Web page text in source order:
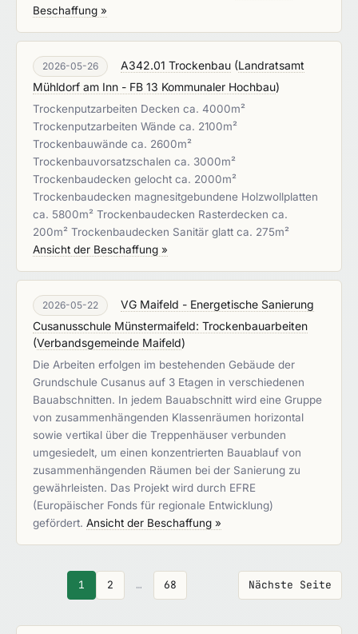
Beschaffung »
2026-05-26 A342.01 Trockenbau (Landratsamt
Mühldorf am Inn - FB 13 Kommunaler Hochbau)
Trockenputzarbeiten Decken ca. 4000m²
Trockenputzarbeiten Wände ca. 2100m²
Trockenbauwände ca. 2600m²
Trockenbauvorsatzschalen ca. 3000m²
Trockenbaudecken gelocht ca. 2000m²
Trockenbaudecken magnesitgebundene Holzwollplatten
ca. 5800m² Trockenbaudecken Rasterdecken ca.
200m² Trockenbaudecken Sanitär glatt ca. 275m²
Ansicht der Beschaffung »
2026-05-22
VG Maifeld - Energetische Sanierung
Cusanusschule Münstermaifeld: Trockenbauarbeiten
(Verbandsgemeinde Maifeld)
Die Arbeiten erfolgen im bestehenden Gebäude der
Grundschule Cusanus auf 3 Etagen in verschiedenen
Bauabschnitten. In jedem Bauabschnitt wird eine Gruppe
von zusammenhängenden Klassenräumen horizontal
sowie vertikal über die Treppenhäuser verbunden
umgesiedelt, um einen konzentrierten Bauablauf von
zusammenhängenden Räumen bei der Sanierung zu
gewährleisten. Das Projekt wird durch EFRE
(Europäischer Fonds für regionale Entwicklung)
gefördert. Ansicht der Beschaffung »
Nächste Seite
1 2 … 68